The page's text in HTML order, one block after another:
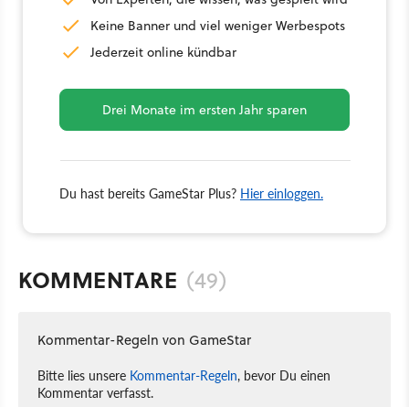
Keine Banner und viel weniger Werbespots
Jederzeit online kündbar
Drei Monate im ersten Jahr sparen
Du hast bereits GameStar Plus? Hier einloggen.
KOMMENTARE (49)
Kommentar-Regeln von GameStar
Bitte lies unsere Kommentar-Regeln, bevor Du einen
Kommentar verfasst.